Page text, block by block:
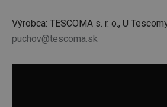
Výrobca: TESCOMA s. r. o., U
puchov@tescoma.sk